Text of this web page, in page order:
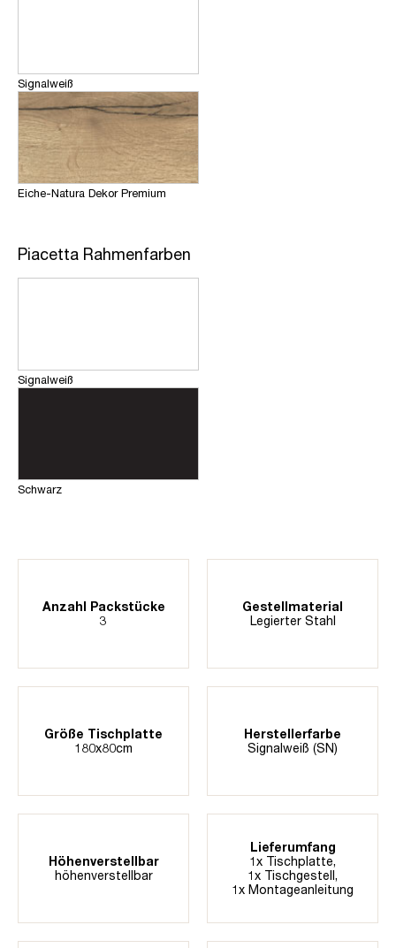
Signalweiß
Eiche-Natura Dekor Premium
Piacetta Rahmenfarben
Signalweiß
Schwarz
Anzahl Packstücke
3
Gestellmaterial
Legierter Stahl
Größe Tischplatte
180x80cm
Herstellerfarbe
Signalweiß (SN)
Höhenverstellbar
höhenverstellbar
Lieferumfang
1x Tischplatte,
1x Tischgestell,
1x Montageanleitung